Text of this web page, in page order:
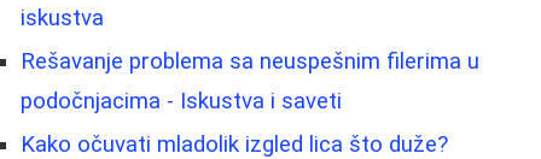
iskustva
Rešavanje problema sa neuspešnim filerima u
podočnjacima - Iskustva i saveti
Kako očuvati mladolik izgled lica što duže?